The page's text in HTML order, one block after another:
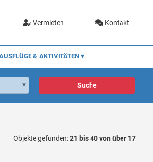
Vermieten Kontakt
AUSFLÜGE & AKTIVITÄTEN
Suche
Objekte gefunden:21 bis 40 von über 17